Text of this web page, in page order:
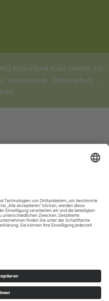
Kulturland Kreis Höxter e.V. ·
· Impressum · Datenschutz ·